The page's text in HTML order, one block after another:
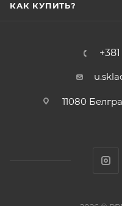
КАК КУПИТЬ?
11080